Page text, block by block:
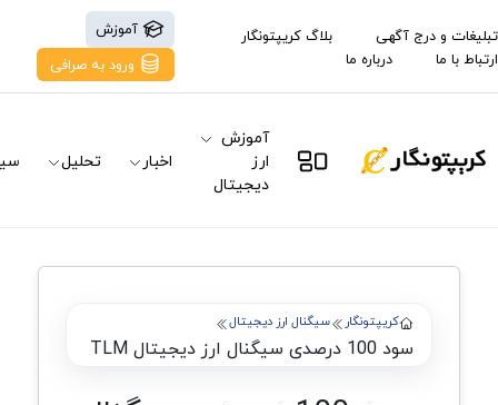
تبلیغات و درج آگهی
بلاگ کریپتونگار
ارتباط با ما
درباره ما
آموزش
ورود به صرافی
آموزش
ارز
دیجیتال
اخبار تحلیل
کریپتونگار سیگنال ارز دیجیتال
سود 100 درصدی سیگنال ارز دیجیتال TLM